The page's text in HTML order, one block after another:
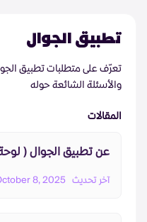
الأكاديمية
مجتمع تجار زد
تطبيق الجوال
تعرّف على متطلبات تطبيق
والأسئلة الشائعة حوله
المقالات
عن تطبيق الجوال (
آخر تحديث 8, 2025